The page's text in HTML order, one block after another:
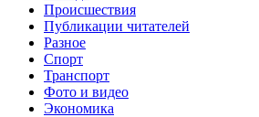
Происшествия
Публикации читателей
Разное
Спорт
Транспорт
Фото и видео
Экономика